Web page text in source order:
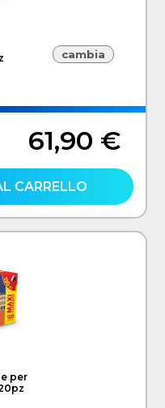
cambia
61,90 €
CARRELLO
per